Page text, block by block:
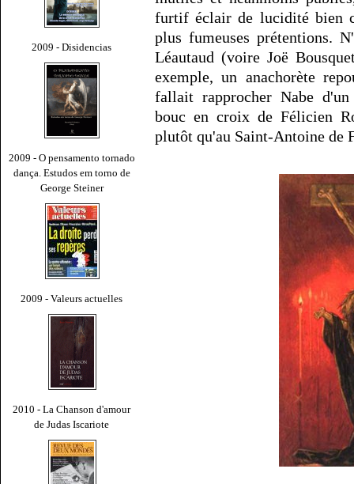
2009 - Disidencias
2009 - O pensamento tornado
dança. Estudos em torno de
George Steiner
2009 - Valeurs actuelles
2010 - La Chanson d'amour
de Judas Iscariote
furtif éclair de lucidité bien
plus fumeuses prétentions.
Léautaud (voire Joë
exemple, un anachorète
fallait rapprocher Nabe
bouc en croix de Félicien
plutôt qu'au Saint-Antoine de